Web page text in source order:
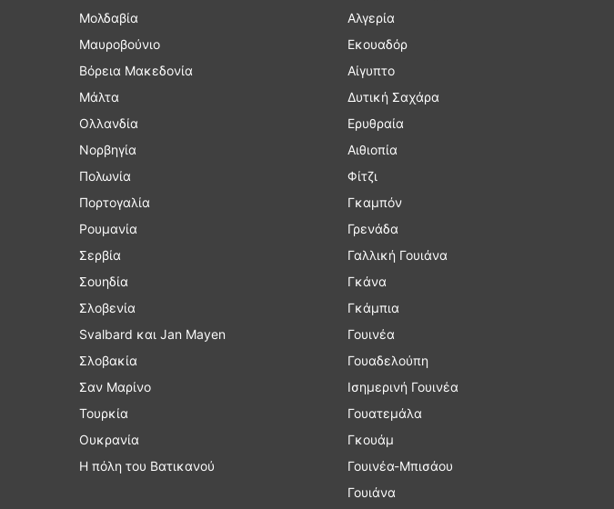
Μολδαβία
Μαυροβούνιο
Βόρεια Μακεδονία
Μάλτα
Ολλανδία
Νορβηγία
Πολωνία
Πορτογαλία
Ρουμανία
Σερβία
Σουηδία
Σλοβενία
Svalbard και Jan Mayen
Σλοβακία
Σαν Μαρίνο
Τουρκία
Ουκρανία
Η πόλη του Βατικανού
Αλγερία
Εκουαδόρ
Αίγυπτο
Δυτική Σαχάρα
Ερυθραία
Αιθιοπία
Φίτζι
Γκαμπόν
Γρενάδα
Γαλλική Γουιάνα
Γκάνα
Γκάμπια
Γουινέα
Γουαδελούπη
Ισημερινή Γουινέα
Γουατεμάλα
Γκουάμ
Γουινέα-Μπισάου
Γουιάνα